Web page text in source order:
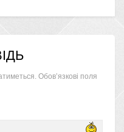
Обов’язкові поля